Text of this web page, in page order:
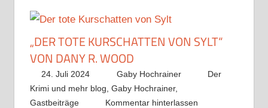
„DER TOTE KURSCHATTEN VON SYLT“
VON DANY R. WOOD
24. Juli 2024 Gaby Hochrainer
Der
Krimi und mehr blog Gaby Hochrainer,
Gastbeiträge
Kommentar hinterlassen